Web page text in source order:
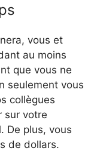
vous et
au moins
que vous ne
seulement vous
collègues
sur votre
De plus, vous
de dollars.